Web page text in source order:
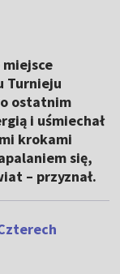
Turnieju
ostatnim
i uśmiechał
krokami
się,
– przyznał.